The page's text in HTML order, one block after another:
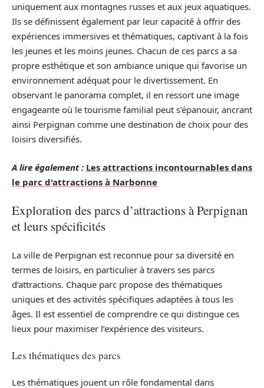
uniquement aux montagnes russes et aux jeux aquatiques.
Ils se définissent également par leur capacité à offrir des
expériences immersives et thématiques, captivant à la fois
les jeunes et les moins jeunes. Chacun de ces parcs a sa
propre esthétique et son ambiance unique qui favorise un
environnement adéquat pour le divertissement. En
observant le panorama complet, il en ressort une image
engageante où le tourisme familial peut s’épanouir, ancrant
ainsi Perpignan comme une destination de choix pour des
loisirs diversifiés.
A lire également : Les attractions incontournables dans
le parc d'attractions à Narbonne
Exploration des parcs d’attractions à Perpignan
et leurs spécificités
La ville de Perpignan est reconnue pour sa diversité en
termes de loisirs, en particulier à travers ses parcs
d’attractions. Chaque parc propose des thématiques
uniques et des activités spécifiques adaptées à tous les
âges. Il est essentiel de comprendre ce qui distingue ces
lieux pour maximiser l’expérience des visiteurs.
Les thématiques des parcs
Les thématiques jouent un rôle fondamental dans